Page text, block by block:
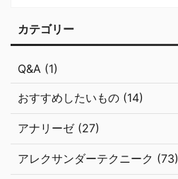
カテゴリー
Q&A (1)
おすすめしたいもの (14)
アナリーゼ (27)
アレクサンダーテクニーク (73)